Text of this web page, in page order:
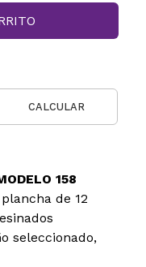
CALCULAR
158
de 12
seleccionado,